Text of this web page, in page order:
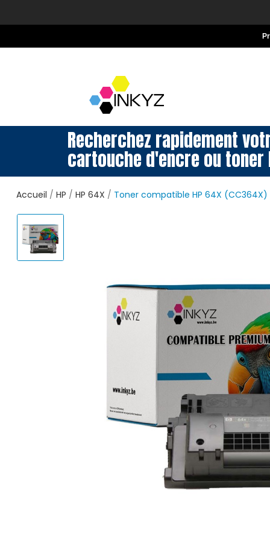
Recherchez rapidement
cartouche d'encre ou toner
Accueil HP HP 64X Toner compatible HP 64X